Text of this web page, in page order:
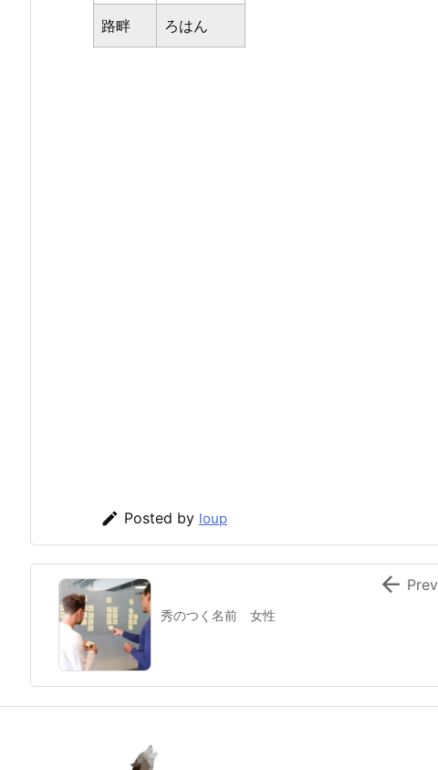
路畔 ろはん
 Posted by loup
秀のつく名前 女性
 Prev